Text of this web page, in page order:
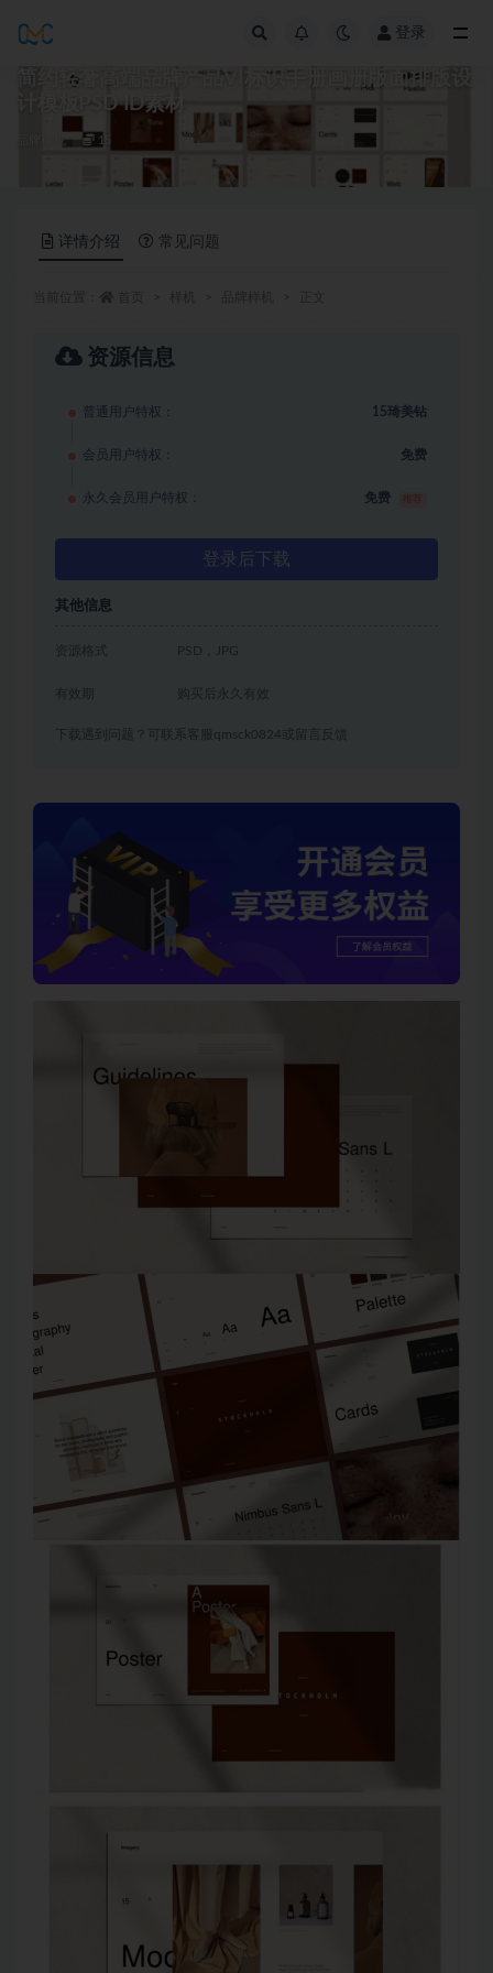
登录
简约轻奢高端品牌产品VI标识手册画册版面排版设
计模板PSD ID素材
品牌样机 15
详情介绍 常见问题
资源信息
普通用户特权： 15琦美钻
会员用户特权： 免费
永久会员用户特权： 免费
登录后下载
其他信息
资源格式 PSD，JPG
有效期 购买后永久有效
下载遇到问题？可联系客服qmsck0824或留言反馈